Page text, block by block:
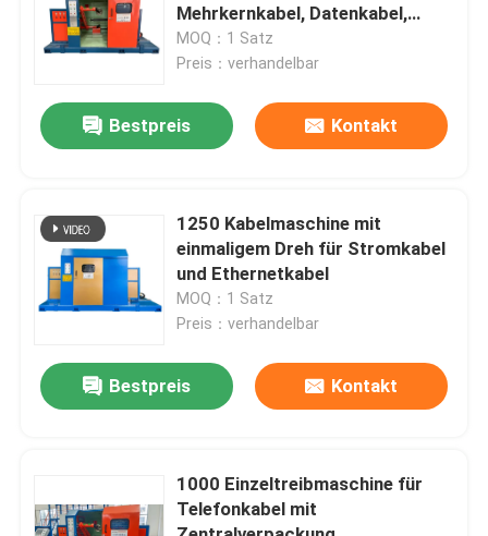
Mehrkernkabel, Datenkabel,
Steuerkabel
MOQ：1 Satz
Preis：verhandelbar
Bestpreis Kontakt
1250 Kabelmaschine mit
einmaligem Dreh für Stromkabel
und Ethernetkabel
MOQ：1 Satz
Preis：verhandelbar
Bestpreis Kontakt
1000 Einzeltreibmaschine für
Telefonkabel mit